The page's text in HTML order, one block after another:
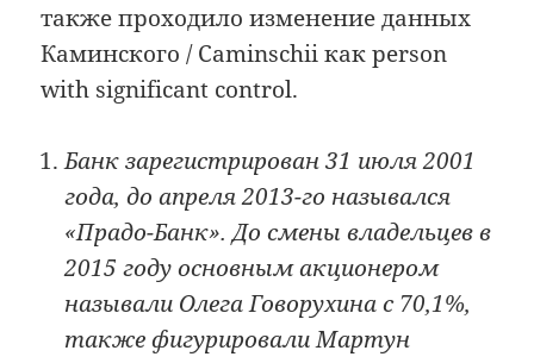
также проходило изменение данных
Каминского / Caminschii как person
with significant control.
Банк зарегистрирован 31 июля 2001
года, до апреля 2013-го назывался
«Прадо-Банк». До смены владельцев в
2015 году основным акционером
называли Олега Говорухина с 70,1%,
также фигурировали Мартун